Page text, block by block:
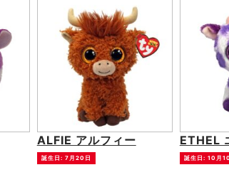
ALFIE アルフィー
誕生日: 7月20日
ETHEL
誕生日: 10月